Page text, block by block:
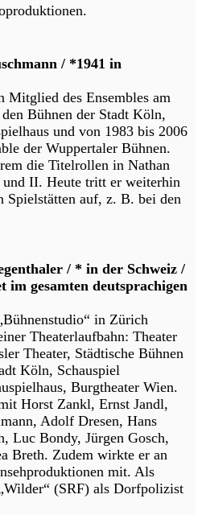
/ *1941 in
Mitglied des Ensembles am
Bühnen der Stadt Köln,
und von 1983 bis 2006
der Wuppertaler Bühnen.
die Titelrollen in Nathan
und II. Heute tritt er weiterhin
Spielstätten auf, z. B. bei den
/ * in der Schweiz /
gesamten deutsprachigen
in Zürich
Theaterlaufbahn: Theater
Theater, Städtische Bühnen
Köln, Schauspiel
Burgtheater Wien.
Horst Zankl, Ernst Jandl,
Adolf Dresen, Hans
Luc Bondy, Jürgen Gosch,
Breth. Zudem wirkte er an
mit. Als
(SRF) als Dorfpolizist